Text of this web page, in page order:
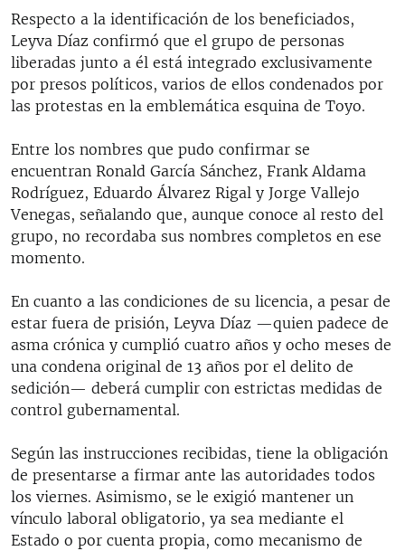
Respecto a la identificación de los beneficiados,
Leyva Díaz confirmó que el grupo de personas
liberadas junto a él está integrado exclusivamente
por presos políticos, varios de ellos condenados por
las protestas en la emblemática esquina de Toyo.
Entre los nombres que pudo confirmar se
encuentran Ronald García Sánchez, Frank Aldama
Rodríguez, Eduardo Álvarez Rigal y Jorge Vallejo
Venegas, señalando que, aunque conoce al resto del
grupo, no recordaba sus nombres completos en ese
momento.
En cuanto a las condiciones de su licencia, a pesar de
estar fuera de prisión, Leyva Díaz —quien padece de
asma crónica y cumplió cuatro años y ocho meses de
una condena original de 13 años por el delito de
sedición— deberá cumplir con estrictas medidas de
control gubernamental.
Según las instrucciones recibidas, tiene la obligación
de presentarse a firmar ante las autoridades todos
los viernes. Asimismo, se le exigió mantener un
vínculo laboral obligatorio, ya sea mediante el
Estado o por cuenta propia, como mecanismo de